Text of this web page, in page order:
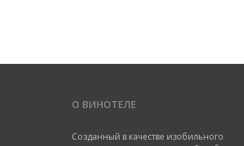
О ВИНОТЕЛЕ
Созданный в качестве изобильного